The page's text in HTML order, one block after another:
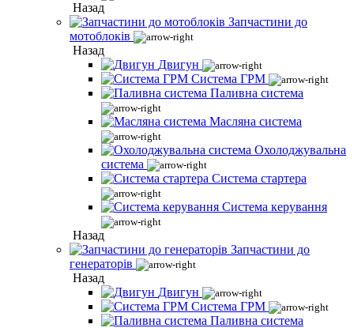
Назад
Запчастини до
мотоблоків
Назад
Двигун
Система ГРМ
Паливна система
Масляна система
Охолоджувальна
система
Система стартера
Система керування
Назад
Запчастини до
генераторів
Назад
Двигун
Система ГРМ
Паливна система